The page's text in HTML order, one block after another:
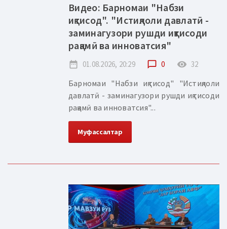
Видео: Барномаи "Набзи
иқтисод". "Истиқлоли давлатӣ -
заминагузори рушди иқтисоди
рақамӣ ва инноватсия"
date_range 01.08.2026, 20:29 chat_bubble_outline 0 remove_red_eye 32
Барномаи "Набзи иқтисод" "Истиқлоли
давлатӣ - заминагузори рушди иқтисоди
рақамӣ ва инноватсия"...
Муфассалтар